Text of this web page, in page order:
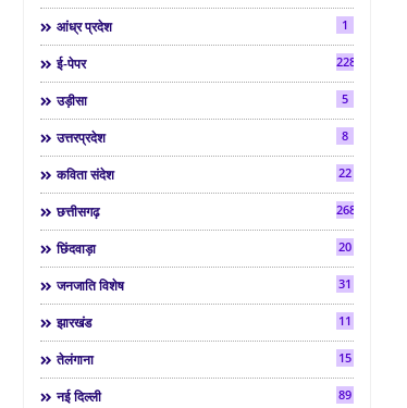
आंध्र प्रदेश 1
ई-पेपर 2286
उड़ीसा 5
उत्तरप्रदेश 8
कविता संदेश 22
छत्तीसगढ़ 268
छिंदवाड़ा 20
जनजाति विशेष 31
झारखंड 11
तेलंगाना 15
नई दिल्ली 89